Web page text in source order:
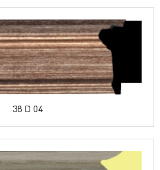
38 D 04